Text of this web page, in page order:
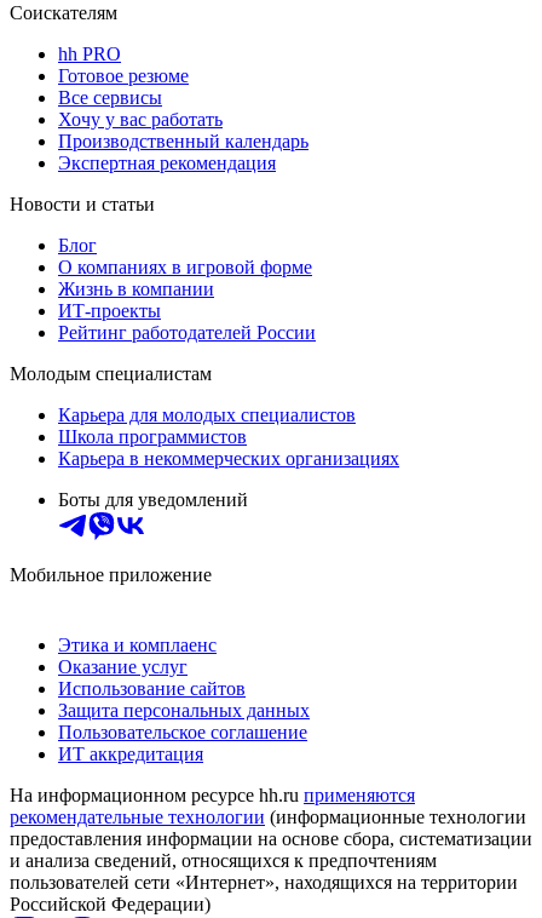
Соискателям
hh PRO
Готовое резюме
Все сервисы
Хочу у вас работать
Производственный календарь
Экспертная рекомендация
Новости и статьи
Блог
О компаниях в игровой форме
Жизнь в компании
ИТ-проекты
Рейтинг работодателей России
Молодым специалистам
Карьера для молодых специалистов
Школа программистов
Карьера в некоммерческих организациях
Боты для уведомлений
Мобильное приложение
Этика и комплаенс
Оказание услуг
Использование сайтов
Защита персональных данных
Пользовательское соглашение
ИТ аккредитация
На информационном ресурсе hh.ru применяются
рекомендательные технологии (информационные технологии
предоставления информации на основе сбора, систематизации
и анализа сведений, относящихся к предпочтениям
пользователей сети «Интернет», находящихся на территории
Российской Федерации)